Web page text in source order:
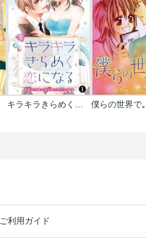
僕らの世界で｡
ご利用ガイド